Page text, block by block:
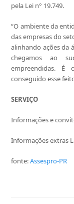
pela Lei n° 19.749.
“O ambiente da
das empresas do
alinhando ações da
chegamos ao
empreendidas. É
conseguido esse
SERVIÇO
Informações e
Informações extras
fonte:Assespro-PR